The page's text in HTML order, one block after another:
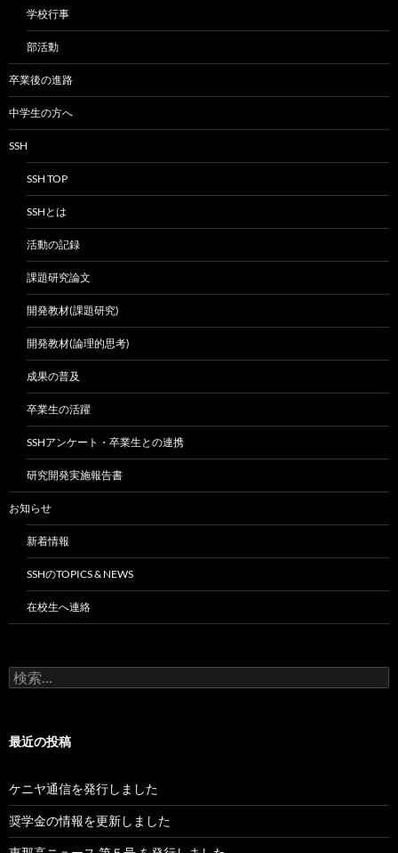
学校行事
部活動
卒業後の進路
中学生の方へ
SSH
SSH TOP
SSHとは
活動の記録
課題研究論文
開発教材(課題研究)
開発教材(論理的思考)
成果の普及
卒業生の活躍
SSHアンケート・卒業生との連携
研究開発実施報告書
お知らせ
新着情報
SSHのTOPICS & NEWS
在校生へ連絡
検
索:
最近の投稿
ケニヤ通信を発行しました
奨学金の情報を更新しました